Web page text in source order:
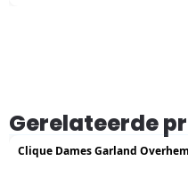
Gerelateerde
Clique Dames Garland